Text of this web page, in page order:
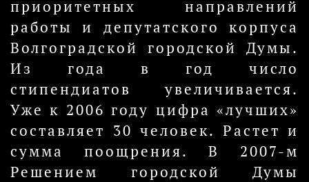
приоритетных направлений
работы и депутатского корпуса
Волгоградской городской Думы.
Из года в год число
стипендиатов увеличивается.
Уже к 2006 году цифра «лучших»
составляет 30 человек. Растет и
сумма поощрения. В 2007-м
Решением городской Думы